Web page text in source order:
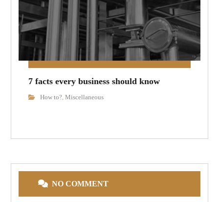
7 facts every business should know
How to?,Miscellaneous
NO COMMENT